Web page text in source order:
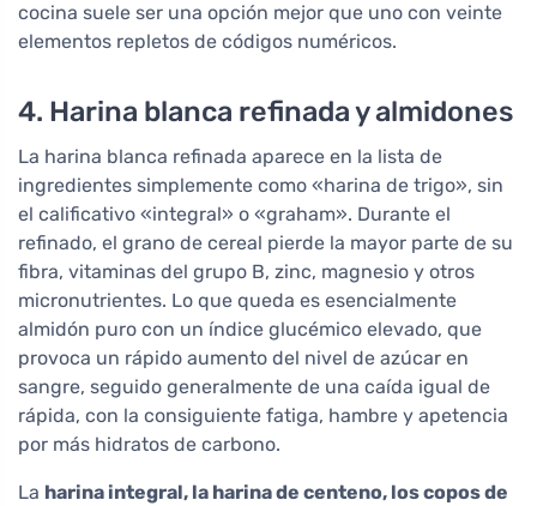
cocina suele ser una opción mejor que uno con veinte
elementos repletos de códigos numéricos.
4. Harina blanca refinada y almidones
La harina blanca refinada aparece en la lista de
ingredientes simplemente como «harina de trigo», sin
el calificativo «integral» o «graham». Durante el
refinado, el grano de cereal pierde la mayor parte de su
fibra, vitaminas del grupo B, zinc, magnesio y otros
micronutrientes. Lo que queda es esencialmente
almidón puro con un índice glucémico elevado, que
provoca un rápido aumento del nivel de azúcar en
sangre, seguido generalmente de una caída igual de
rápida, con la consiguiente fatiga, hambre y apetencia
por más hidratos de carbono.
La harina integral, la harina de centeno, los copos de